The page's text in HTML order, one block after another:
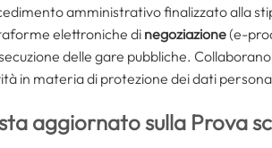
amministrativo finalizzato alla
elettroniche di negoziazione(e-
delle gare pubbliche.
in materia di protezione dei dati
aggiornato sulla Prova